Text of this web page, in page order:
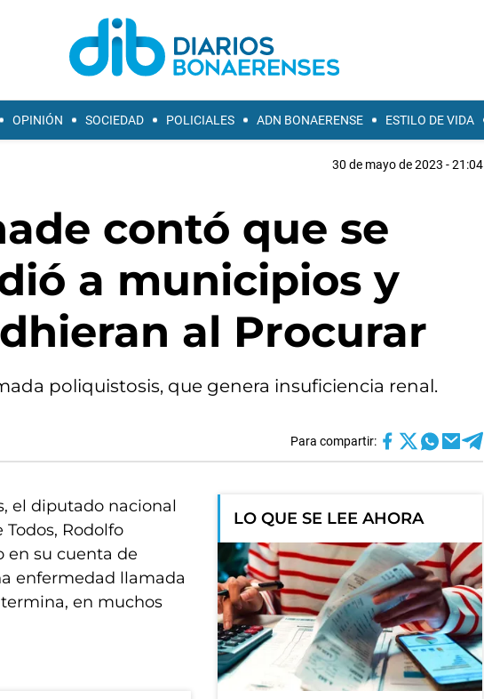
OPINIÓN SOCIEDAD POLICIALES ADN BONAERENSE ESTILO DE VIDA
30 de mayo de 2023 - 21:04
contó que se
a municipios y
al Procurar
poliquistosis, que genera insuficiencia renal.
Para compartir:
el diputado nacional
Rodolfo
en su cuenta de
enfermedad llamada
en muchos
LO QUE SE LEE AHORA